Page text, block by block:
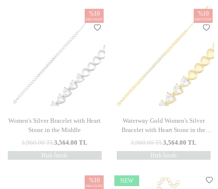
%10
DISCOUNT
Women's Silver Bracelet with Heart
Stone in the Middle
3,960.00TL3,564.00 TL
Hızlı İncele
%10
DISCOUNT
Waterway Gold Women's Silver
Bracelet with Heart Stone in the
Middle
3,960.00TL3,564.00 TL
Hızlı İncele
%10
DISCOUNT
NEW